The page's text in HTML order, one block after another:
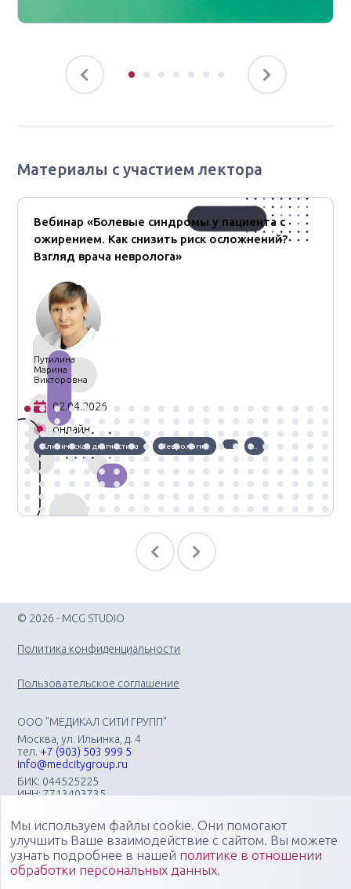
Материалы с участием лектора
Вебинар «Болевые синдромы у пациента с
ожирением. Как снизить риск осложнений?
Взгляд врача невролога»
Путилина
Марина
Викторовна
02.04.2026
онлайн
Клиническая диагностика Неврология ...
© 2026 - MCG STUDIO
Политика конфиденциальности
Пользовательское соглашение
ООО "МЕДИКАЛ СИТИ ГРУПП"
Москва, ул. Ильинка, д. 4
тел. +7 (903) 503 999 5
info@medcitygroup.ru
БИК: 044525225
ИНН: 7713403735
Организация научно-практических медицинских
мероприятий различного профиля: конгрессов, форумов,
конференций, симпозиумов, вебинаров, мастер-классов в
очных, онлайн- и смешанных форматах, повышающих
компетенции медицинских специалистов
Мы используем файлы cookie. Они помогают
улучшить Ваше взаимодействие с сайтом. Вы можете
узнать подробнее в нашей политике в отношении
обработки персональных данных.